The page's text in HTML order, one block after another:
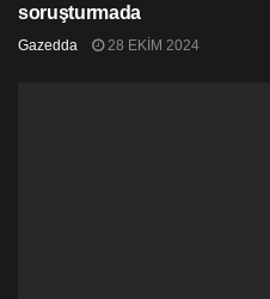
soruşturmada
Gazedda 28 EKIM 2024